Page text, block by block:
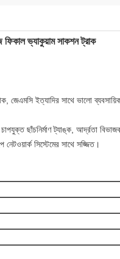
ভ্যাকুয়াম সাকশন ট্রাক
জেএমসি ইত্যাদির সাথে ভালো
ছাঁচনির্মাণ ট্যাঙ্ক, আর্দ্রতা
সিস্টেমের সাথে সজ্জিত।